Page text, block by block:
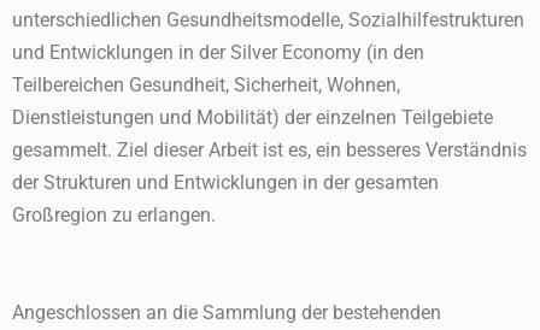
unterschiedlichen Gesundheitsmodelle, Sozialhilfestrukturen
und Entwicklungen in der Silver Economy (in den
Teilbereichen Gesundheit, Sicherheit, Wohnen,
Dienstleistungen und Mobilität) der einzelnen Teilgebiete
gesammelt. Ziel dieser Arbeit ist es, ein besseres Verständnis
der Strukturen und Entwicklungen in der gesamten
Großregion zu erlangen.
Angeschlossen an die Sammlung der bestehenden